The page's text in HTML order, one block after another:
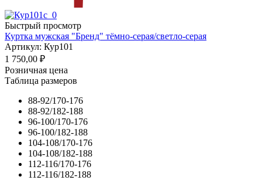
Быстрый просмотр
Куртка мужская "Бренд" тёмно-серая/cветло-серая
Артикул: Кур101
1 750,00 ₽
Розничная цена
Таблица размеров
88-92/170-176
88-92/182-188
96-100/170-176
96-100/182-188
104-108/170-176
104-108/182-188
112-116/170-176
112-116/182-188